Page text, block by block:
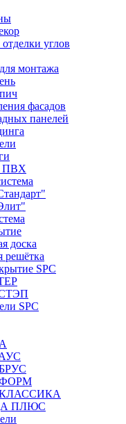
углов
монтажа
фасадов
панелей
ПВХ
доска
решётка
SPC
SPC
ПЛЮС